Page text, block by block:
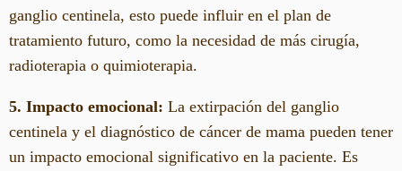
ganglio centinela, esto puede influir en el plan de
tratamiento futuro, como la necesidad de más cirugía,
radioterapia o quimioterapia.
5. Impacto emocional: La extirpación del ganglio
centinela y el diagnóstico de cáncer de mama pueden tener
un impacto emocional significativo en la paciente. Es